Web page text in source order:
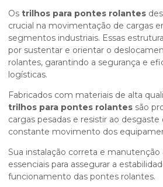
Os trilhos para pontes rolantes
crucial na movimentação de cargas
segmentos industriais. Essas
por sustentar e orientar o
rolantes, garantindo a segurança e
logísticas.
Fabricados com materiais de alta
trilhos para pontes rolantes são
cargas pesadas e resistir ao desgaste
constante movimento dos
Sua instalação correta e manutenção
essenciais para assegurar a
funcionamento das pontes rolantes.